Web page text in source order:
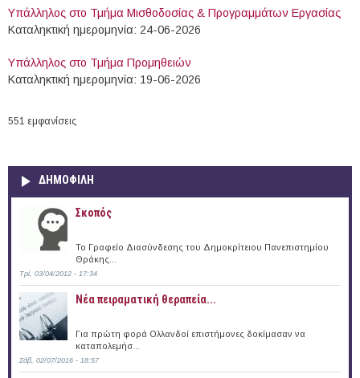
Υπάλληλος στο Τμήμα Μισθοδοσίας & Προγραμμάτων Εργασίας
Καταληκτική ημερομηνία: 24-06-2026
Υπάλληλος στο Τμήμα Προμηθειών
Καταληκτική ημερομηνία: 19-06-2026
551 εμφανίσεις
ΔΗΜΟΦΙΛΗ
Σκοπός
Το Γραφείο Διασύνδεσης του Δημοκρίτειου Πανεπιστημίου
Θράκης...
Τρί, 03/04/2012 - 17:34
Νέα πειραματική θεραπεία...
Για πρώτη φορά Ολλανδοί επιστήμονες δοκίμασαν να
καταπολεμήσ...
Σάβ, 02/07/2016 - 18:57